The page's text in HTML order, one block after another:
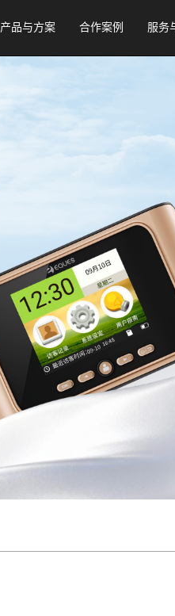
产品与方案 合作案例 服务